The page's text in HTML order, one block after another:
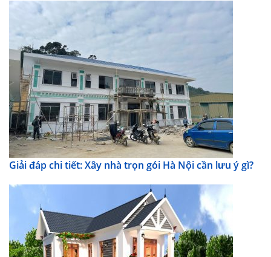
Giải đáp chi tiết: Xây nhà trọn gói Hà Nội cần lưu ý gì?